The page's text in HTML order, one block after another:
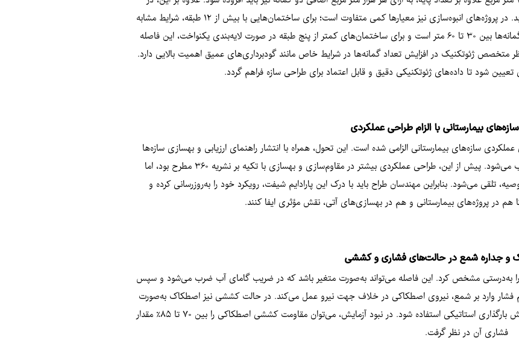
صورت وجود گودبرداری عمیق‌تر از ۲۰ متر، تعداد گمانه‌ها باید ۵۰ درصد افزایش یابد. در پروژه‌های انبوه‌سازی نیز معیارها کمی متفاوت است؛ برای ساختمان‌هایی با بیش از ۱۲ طبقه، شرایط مشابه
ساختمان منفرد اعمال می‌شود، اما برای ساختمان‌های بین ۵ تا ۱۲ طبقه فاصله گمانه‌ها بین ۳۰ تا ۶۰ متر است و برای ساختمان‌های کمتر از پنج طبقه در صورت لایه‌بندی یکنواخت، این فاصله
۳۰ متر تعیین می‌شود. در نهایت، نظر متخصص ژئوتکنیک در افزایش تعداد گمانه‌ها در شرایط خاص مانند گودبرداری‌های عمیق اهمیت بالایی دارد.
شود تا داده‌های ژئوتکنیکی دقیق و قابل اعتماد برای طراحی سازه فراهم گردد.
بیمارستانی با الزام طراحی عملکردی
برنامه و بودجه برای طراحی عملکردی سازه‌های بیمارستانی الزامی شده است. این تحول، همراه با انتشار راهنمای ارزیابی و بهسازی سازه‌ها
توسط مرکز تحقیقات، نقطه‌عطفی در جهت‌گیری طراحی سازه‌ها در کشور محسوب می‌شود. پیش از این، طراحی عملکردی بیشتر در مقاوم‌سازی و بهسازی با تکیه بر نشریه ۳۶۰ مطرح بود، اما
تلقی می‌شود. بنابراین مهندسان طراح باید با درک این پارادایم شیفت، رویکرد خود را به‌روزرسانی کرده و
هم در پروژه‌های بیمارستانی و هم در بهسازی‌های آتی، نقش مؤثری ایفا کنند.
و جداره شمع در حالت‌های فشاری و کششی
را به‌درستی مشخص کرد. این فاصله می‌تواند به‌صورت متغیر باشد که در ضریب گامای آب ضرب می‌شود و سپس
وارد بر شمع، نیروی اصطکاکی​ در خلاف جهت نیرو عمل می‌کند. در حالت کششی نیز اصطکاک به‌صورت
مخالف عمل می‌کند اما محاسبه آن ساده نیست و آیین‌نامه توصیه می‌کند از آزمایش بارگذاری استاتیکی استفاده شود. در نبود آزمایش، می‌توان مقاومت کششی اصطکاکی را بین ۷۰ تا ۸۵٪ مقدار
فشاری آن در نظر گرفت.